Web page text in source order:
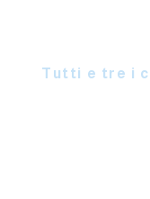
Tutti e tre i